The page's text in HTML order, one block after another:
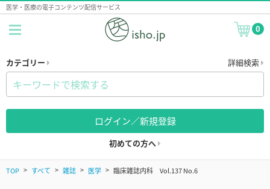
医学・医療の電子コンテンツ配信サービス
0
カテゴリー 詳細検索
ログイン／新規登録
初めての方へ
TOP すべて 雑誌 医学 臨床雑誌内科 Vol.137 No.6